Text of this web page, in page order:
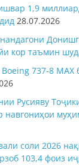
1,9
28.07.2026
кор таъмин
737-8 MAX
Русияву
навгониҳои
соли 2026
103,4 фоиз